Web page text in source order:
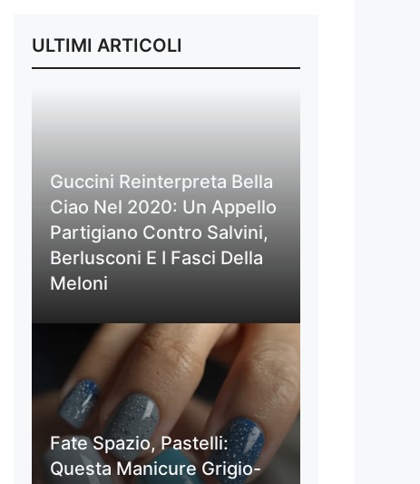
ULTIMI ARTICOLI
Guccini Reinterpreta Bella
Ciao Nel 2020: Un Appello
Partigiano Contro Salvini,
Berlusconi E I Fasci Della
Meloni
Fate Spazio, Pastelli:
Questa Manicure Grigio-